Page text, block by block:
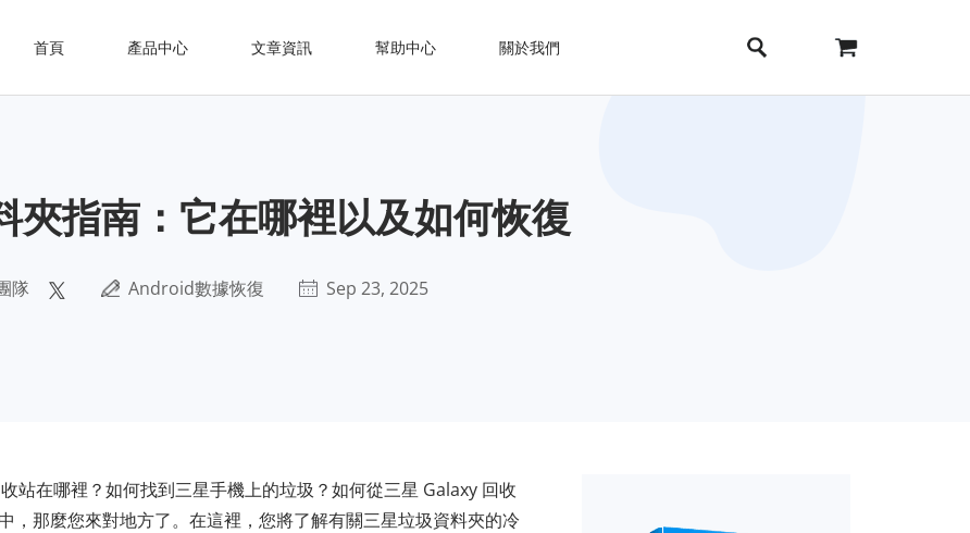
首頁 產品中心 文章資訊 幫助中心 關於我們
夾指南：它在哪裡以及如何恢復
隊 Android數據恢復 Sep 23, 2025
站在哪裡？如何找到三星手機上的垃圾？如何從三星 Galaxy 回收
，那麼您來對地方了。在這裡，您將了解有關三星垃圾資料夾的冷